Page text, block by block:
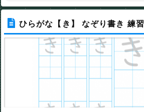
ひらがな【き】 なぞり書き 練習